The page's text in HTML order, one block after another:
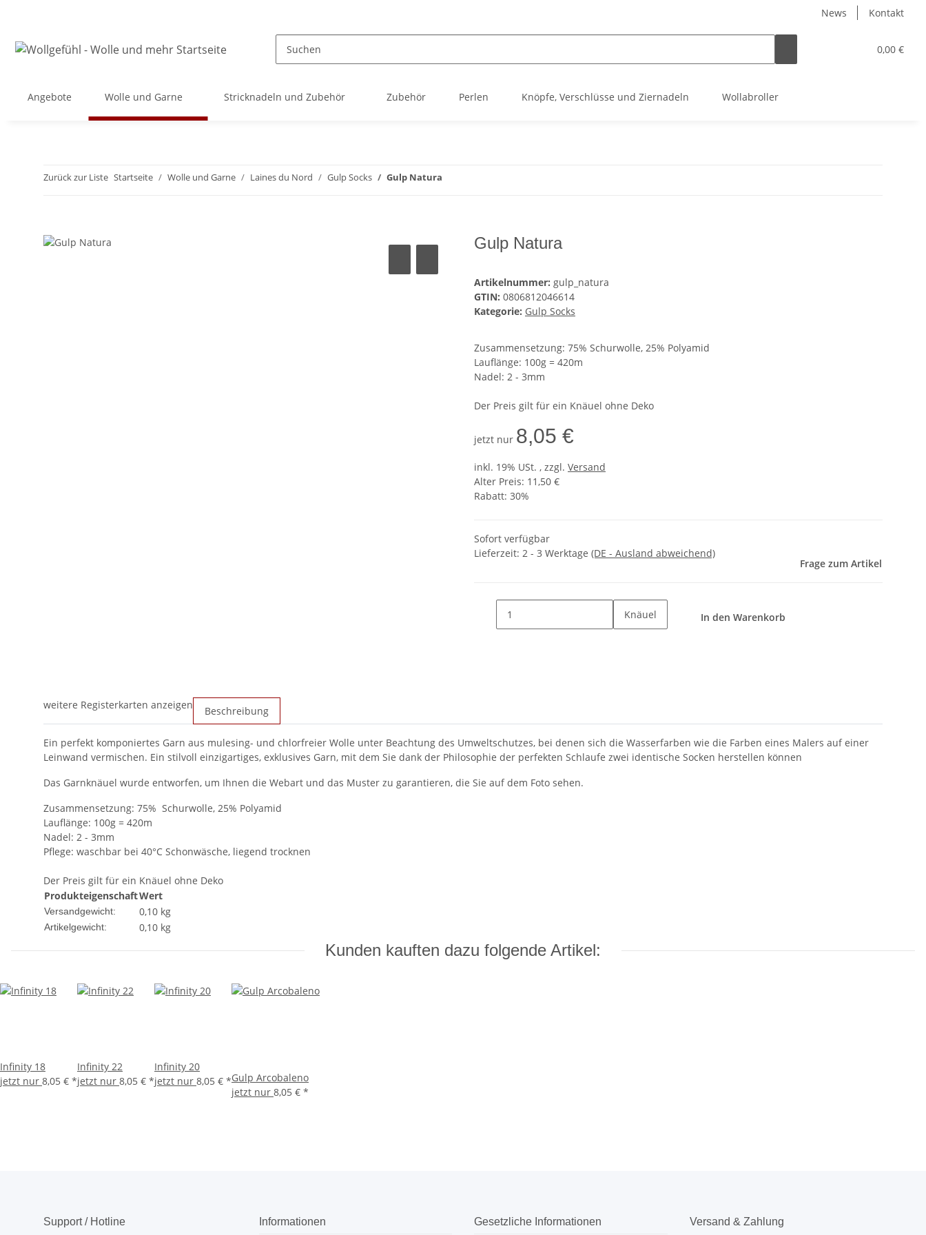
News Kontakt
0,00 €
Angebote Wolle und Garne Stricknadeln und Zubehör Zubehör Perlen Knöpfe, Verschlüsse und Ziernadeln Wollabroller
Zurück zur Liste Startseite Wolle und Garne Laines du Nord Gulp Socks Gulp Natura
Gulp Natura
Artikelnummer: gulp_natura
GTIN: 0806812046614
Kategorie: Gulp Socks
Zusammensetzung: 75% Schurwolle, 25% Polyamid
Lauflänge: 100g = 420m
Nadel: 2 - 3mm
Der Preis gilt für ein Knäuel ohne Deko
jetzt nur 8,05 €
inkl. 19% USt. , zzgl. Versand
Alter Preis: 11,50 €
Rabatt: 30%
Sofort verfügbar
Lieferzeit: 2 - 3 Werktage (DE - Ausland abweichend)
Frage zum Artikel
Knäuel In den Warenkorb
weitere Registerkarten anzeigen Beschreibung
Ein perfekt komponiertes Garn aus mulesing- und chlorfreier Wolle unter Beachtung des Umweltschutzes, bei denen sich die Wasserfarben wie die Farben eines Malers auf einer
Leinwand vermischen. Ein stilvoll einzigartiges, exklusives Garn, mit dem Sie dank der Philosophie der perfekten Schlaufe zwei identische Socken herstellen können
Das Garnknäuel wurde entworfen, um Ihnen die Webart und das Muster zu garantieren, die Sie auf dem Foto sehen.
Zusammensetzung: 75% Schurwolle, 25% Polyamid
Lauflänge: 100g = 420m
Nadel: 2 - 3mm
Pflege: waschbar bei 40°C Schonwäsche, liegend trocknen
Der Preis gilt für ein Knäuel ohne Deko
ProdukteigenschaftWert
Versandgewicht: 0,10 kg
Artikelgewicht: 0,10 kg
Kunden kauften dazu folgende Artikel:
Infinity 18
jetzt nur 8,05 € *
Infinity 22
jetzt nur 8,05 € *
Infinity 20
jetzt nur 8,05 € *Gulp Arcobaleno
jetzt nur 8,05 € *
Support / Hotline Informationen Gesetzliche Informationen Versand & Zahlung